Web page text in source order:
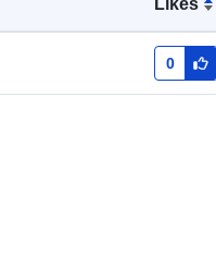
0
srv-997acc71-7d23-
ae27-d5ff190e97bd